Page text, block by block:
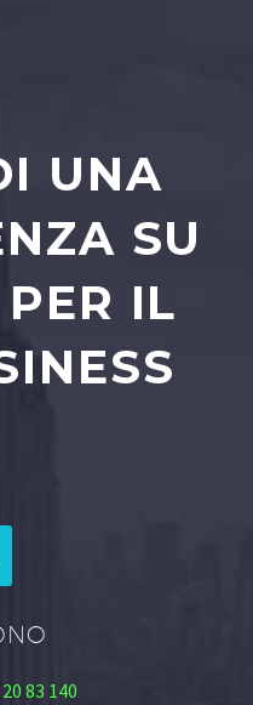
UNA
SU
IL
83 140